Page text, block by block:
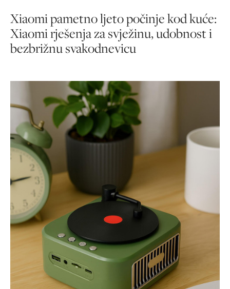
Xiaomi pametno ljeto počinje kod kuće:
Xiaomi rješenja za svježinu, udobnost i
bezbrižnu svakodnevicu